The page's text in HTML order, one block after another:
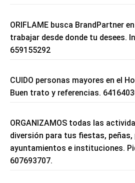
ORIFLAME busca BrandPartner
trabajar desde donde tu desees.
659155292
CUIDO personas mayores en el
Buen trato y referencias.
ORGANIZAMOS todas las
diversión para tus fiestas,
ayuntamientos e instituciones.
607693707.